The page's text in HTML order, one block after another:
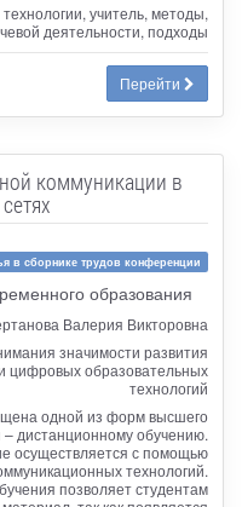
учитель, методы,
деятельности, подходы
Перейти
коммуникации в
в сборнике трудов конференции
образования
Валерия Викторовна
значимости развития
цифровых образовательных
технологий
одной из форм высшего
дистанционному обучению.
осуществляется с помощью
технологий.
позволяет студентам